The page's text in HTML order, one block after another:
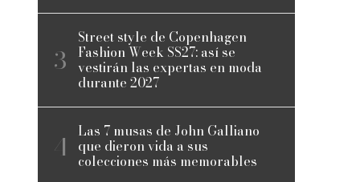
Street style de Copenhagen
Fashion Week SS27: así se
vestirán las expertas en moda
durante 2027
Las 7 musas de John Galliano
que dieron vida a sus
colecciones más memorables